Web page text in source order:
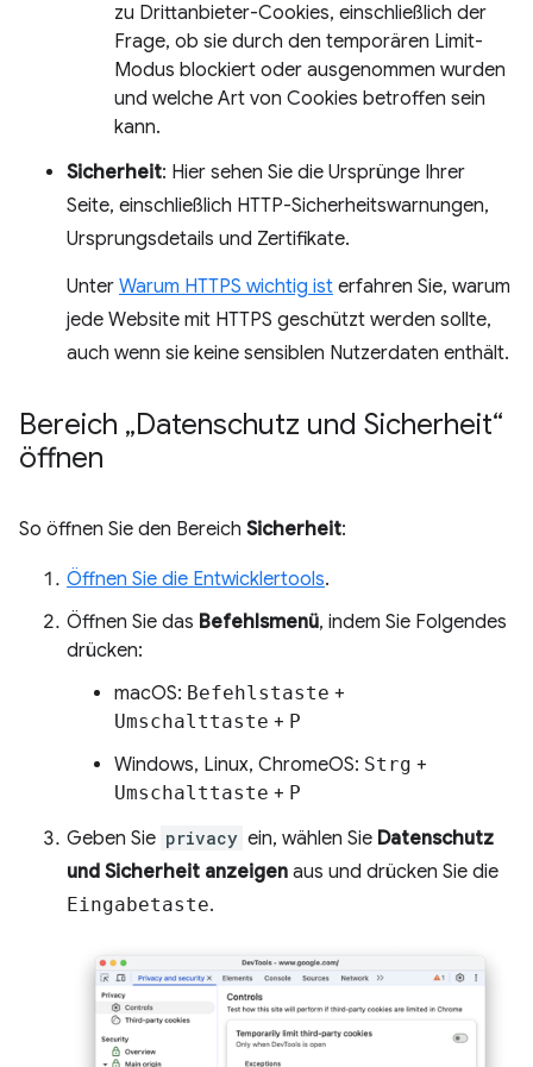
zu Drittanbieter-Cookies, einschließlich der
Frage, ob sie durch den temporären Limit-
Modus blockiert oder ausgenommen wurden
und welche Art von Cookies betroffen sein
kann.
Sicherheit: Hier sehen Sie die Ursprünge Ihrer
Seite, einschließlich HTTP-Sicherheitswarnungen,
Ursprungsdetails und Zertifikate.
Unter Warum HTTPS wichtig ist erfahren Sie, warum
jede Website mit HTTPS geschützt werden sollte,
auch wenn sie keine sensiblen Nutzerdaten enthält.
Bereich „Datenschutz und Sicherheit“
öffnen
So öffnen Sie den Bereich Sicherheit:
Öffnen Sie die Entwicklertools.
Öffnen Sie das Befehlsmenü, indem Sie Folgendes
drücken:
macOS: Befehlstaste +
Umschalttaste + P
Windows, Linux, ChromeOS: Strg +
Umschalttaste + P
Geben Sie privacy ein, wählen Sie Datenschutz
und Sicherheit anzeigen aus und drücken Sie die
Eingabetaste.